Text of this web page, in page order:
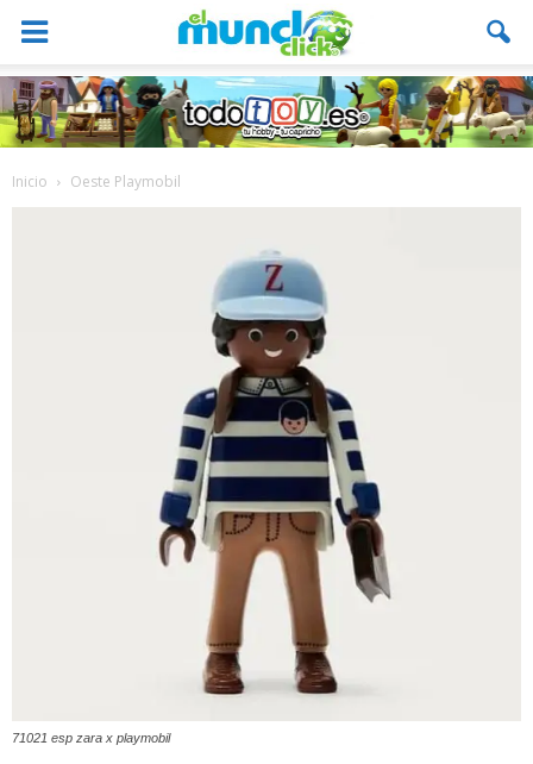
Inicio Oeste Playmobil
71021 esp zara x playmobil